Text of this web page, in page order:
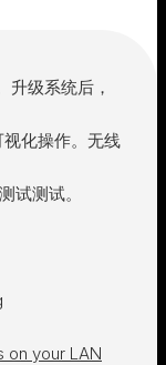
升级系统后，
化操作。无线
试测试。
on your LAN